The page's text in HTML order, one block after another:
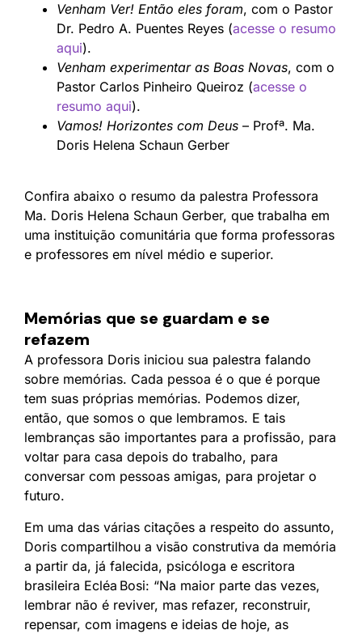
Venham Ver! Então eles foram, com o Pastor
Dr. Pedro A. Puentes Reyes (acesse o resumo
aqui).
Venham experimentar as Boas Novas, com o
Pastor Carlos Pinheiro Queiroz (acesse o
resumo aqui).
Vamos! Horizontes com Deus – Profª. Ma.
Doris Helena Schaun Gerber
Confira abaixo o resumo da palestra Professora
Ma. Doris Helena Schaun Gerber, que trabalha em
uma instituição comunitária que forma professoras
e professores em nível médio e superior.
Memórias que se guardam e se
refazem
A professora Doris iniciou sua palestra falando
sobre memórias. Cada pessoa é o que é porque
tem suas próprias memórias. Podemos dizer,
então, que somos o que lembramos. E tais
lembranças são importantes para a profissão, para
voltar para casa depois do trabalho, para
conversar com pessoas amigas, para projetar o
futuro.
Em uma das várias citações a respeito do assunto,
Doris compartilhou a visão construtiva da memória
a partir da, já falecida, psicóloga e escritora
brasileira Ecléa Bosi: “Na maior parte das vezes,
lembrar não é reviver, mas refazer, reconstruir,
repensar, com imagens e ideias de hoje, as